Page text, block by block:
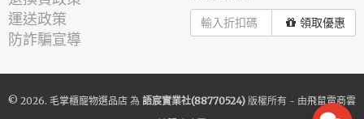
運送政策
防詐騙宣導
領取優惠
© 2026. 毛掌櫃寵物選品店 為 語宸實業社(88770524) 版權所有 - 由飛鼠電商雲